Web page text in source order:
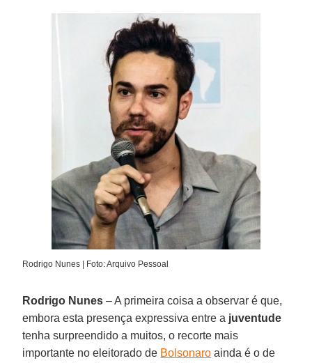
Rodrigo Nunes | Foto: Arquivo Pessoal
Rodrigo Nunes – A primeira coisa a observar é que,
embora esta presença expressiva entre a juventude
tenha surpreendido a muitos, o recorte mais
importante no eleitorado de Bolsonaro ainda é o de